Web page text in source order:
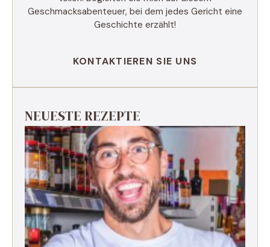
Geschmacksabenteuer, bei dem jedes Gericht eine
Geschichte erzählt!
KONTAKTIEREN SIE UNS
NEUESTE REZEPTE